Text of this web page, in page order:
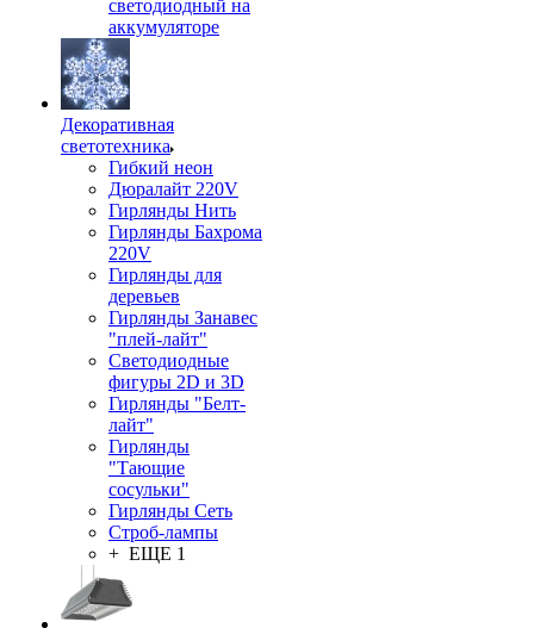
светодиодный на
аккумуляторе
Декоративная
светотехника
Гибкий неон
Дюралайт 220V
Гирлянды Нить
Гирлянды Бахрома
220V
Гирлянды для
деревьев
Гирлянды Занавес
"плей-лайт"
Светодиодные
фигуры 2D и 3D
Гирлянды "Белт-
лайт"
Гирлянды
"Тающие
сосульки"
Гирлянды Сеть
Строб-лампы
+ ЕЩЕ 1